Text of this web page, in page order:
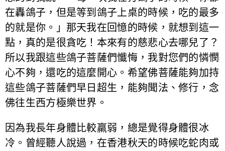
在轟鴿子，但是等到鴿子上桌的時候，吃的最多
的就是你。」那天我在回憶的時候，就想到這一
點，真的是很貪吃！本來有的慈悲心去哪兒了？
所以我跟這些鴿子菩薩們懺悔，我對您們的憐憫
心不夠，還吃的這麼開心。希望佛菩薩能夠加持
這些鴿子菩薩們早日超生，能夠聞法、修行，念
佛往生西方極樂世界。
因為我長年身體比較羸弱，總是覺得身體很冰
冷。曾經聽人說過，在香港秋天的時候吃蛇肉或